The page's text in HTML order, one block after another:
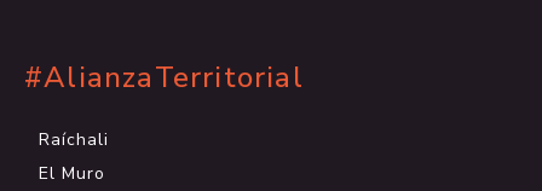
#AlianzaTerritorial
Raíchali
El Muro